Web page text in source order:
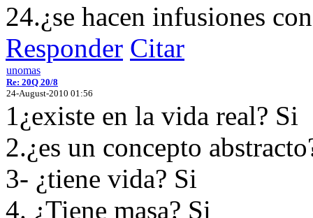
24.¿se hacen infusiones
Responder Citar
unomas
Re: 20Q 20/8
24-August-2010 01:56
1¿existe en la vida real? Si
2.¿es un concepto
3- ¿tiene vida? Si
4. ¿Tiene masa? Si